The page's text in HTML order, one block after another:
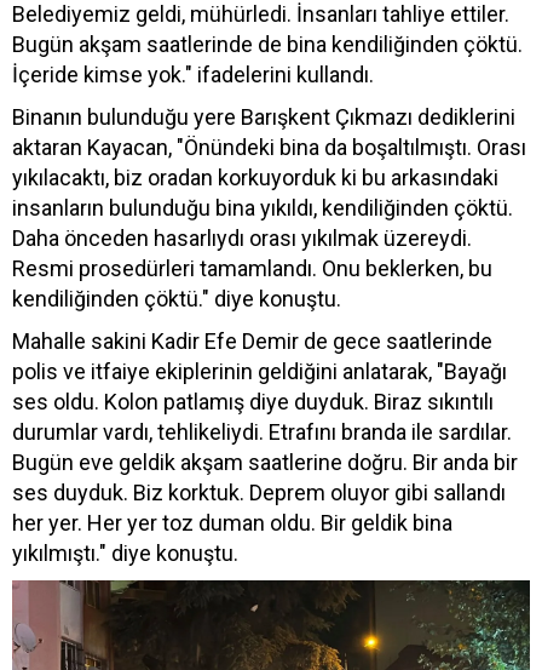
Belediyemiz geldi, mühürledi. İnsanları tahliye ettiler.
Bugün akşam saatlerinde de bina kendiliğinden çöktü.
İçeride kimse yok." ifadelerini kullandı.
Binanın bulunduğu yere Barışkent Çıkmazı dediklerini
aktaran Kayacan, "Önündeki bina da boşaltılmıştı. Orası
yıkılacaktı, biz oradan korkuyorduk ki bu arkasındaki
insanların bulunduğu bina yıkıldı, kendiliğinden çöktü.
Daha önceden hasarlıydı orası yıkılmak üzereydi.
Resmi prosedürleri tamamlandı. Onu beklerken, bu
kendiliğinden çöktü." diye konuştu.
Mahalle sakini Kadir Efe Demir de gece saatlerinde
polis ve itfaiye ekiplerinin geldiğini anlatarak, "Bayağı
ses oldu. Kolon patlamış diye duyduk. Biraz sıkıntılı
durumlar vardı, tehlikeliydi. Etrafını branda ile sardılar.
Bugün eve geldik akşam saatlerine doğru. Bir anda bir
ses duyduk. Biz korktuk. Deprem oluyor gibi sallandı
her yer. Her yer toz duman oldu. Bir geldik bina
yıkılmıştı." diye konuştu.